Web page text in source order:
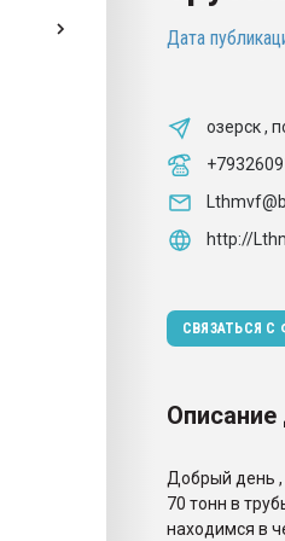
бутылокДата
озерск ,
http://
СВЯЗАТЬСЯ С
Описание
Добрый день ,
70 тонн в
находимся в